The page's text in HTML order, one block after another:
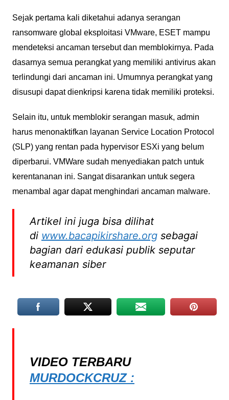
Sejak pertama kali diketahui adanya serangan
ransomware global eksploitasi VMware, ESET mampu
mendeteksi ancaman tersebut dan memblokirnya. Pada
dasarnya semua perangkat yang memiliki antivirus akan
terlindungi dari ancaman ini. Umumnya perangkat yang
disusupi dapat dienkripsi karena tidak memiliki proteksi.
Selain itu, untuk memblokir serangan masuk, admin
harus menonaktifkan layanan Service Location Protocol
(SLP) yang rentan pada hypervisor ESXi yang belum
diperbarui. VMWare sudah menyediakan patch untuk
kerentananan ini. Sangat disarankan untuk segera
menambal agar dapat menghindari ancaman malware.
Artikel ini juga bisa dilihat
di www.bacapikirshare.orgsebagai
bagian dari edukasi publik seputar
keamanan siber
VIDEO TERBARU
MURDOCKCRUZ :